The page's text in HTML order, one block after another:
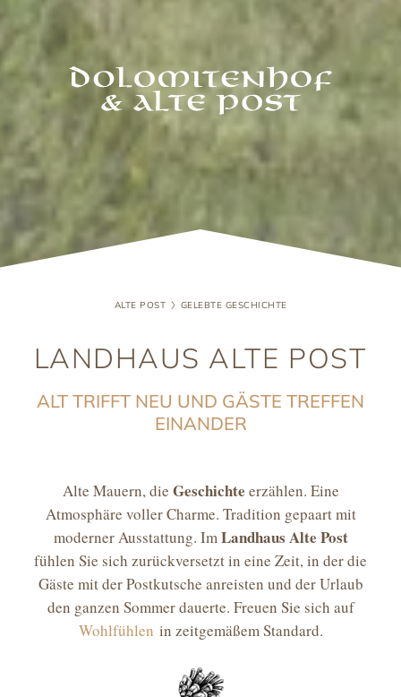
ALTE POST GELEBTE GESCHICHTE
LANDHAUS ALTE POST
ALT TRIFFT NEU UND GÄSTE TREFFEN
EINANDER
Alte Mauern, die Geschichte erzählen. Eine
Atmosphäre voller Charme. Tradition gepaart mit
moderner Ausstattung. Im Landhaus Alte Post
fühlen Sie sich zurückversetzt in eine Zeit, in der die
Gäste mit der Postkutsche anreisten und der Urlaub
den ganzen Sommer dauerte. Freuen Sie sich auf
Wohlfühlen in zeitgemäßem Standard.